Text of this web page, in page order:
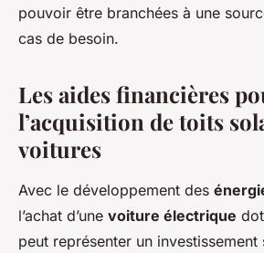
pouvoir être branchées à une
cas de besoin.
Les aides financières
l’acquisition de toits
voitures
Avec le développement des
l’achat d’une voiture électrique
peut représenter un investissement